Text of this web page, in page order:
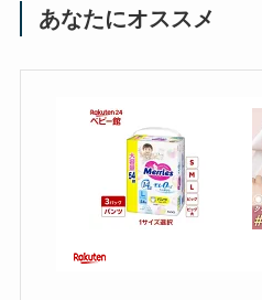
あなたにオススメ